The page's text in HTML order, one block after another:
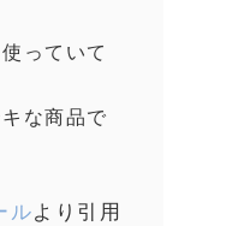
っていて
な商品で
ルより引用